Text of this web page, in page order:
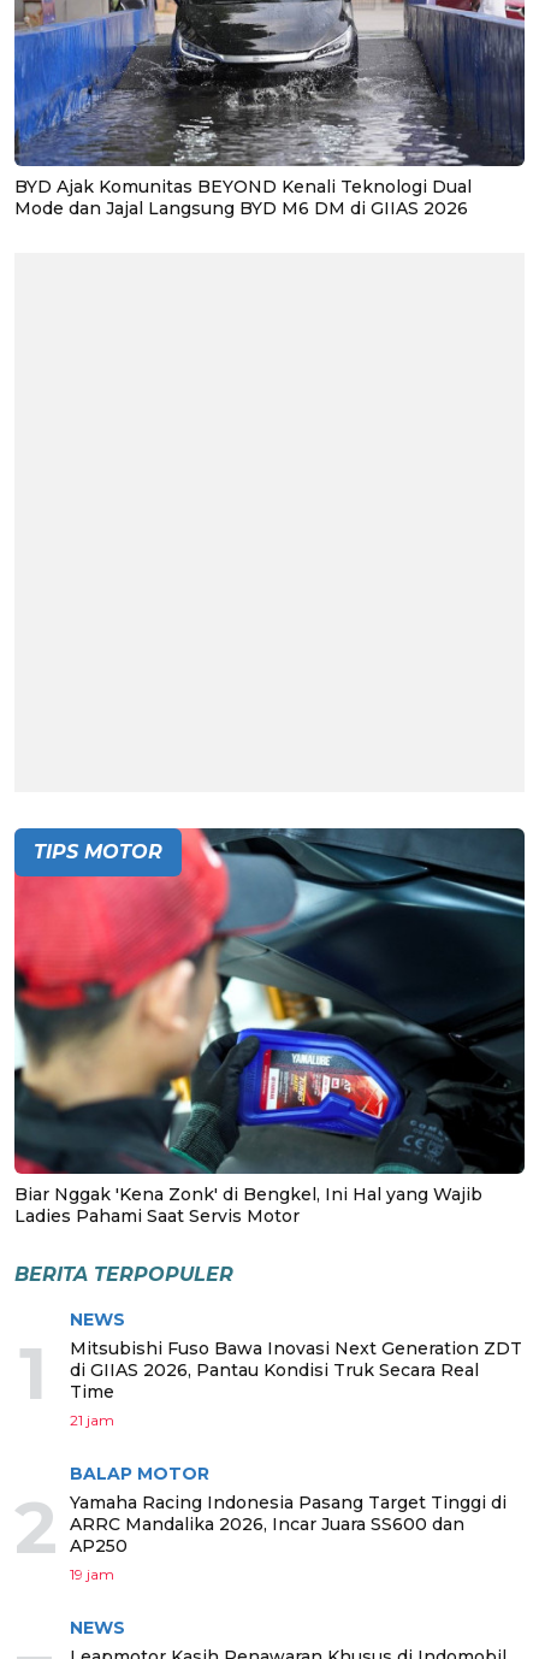
BYD Ajak Komunitas BEYOND Kenali Teknologi Dual
Mode dan Jajal Langsung BYD M6 DM di GIIAS 2026
TIPS MOTOR
Biar Nggak 'Kena Zonk' di Bengkel, Ini Hal yang Wajib
Ladies Pahami Saat Servis Motor
BERITA TERPOPULER
1
NEWS
Mitsubishi Fuso Bawa Inovasi Next Generation ZDT
di GIIAS 2026, Pantau Kondisi Truk Secara Real
Time
21 jam
2
BALAP MOTOR
Yamaha Racing Indonesia Pasang Target Tinggi di
ARRC Mandalika 2026, Incar Juara SS600 dan
AP250
19 jam
NEWS